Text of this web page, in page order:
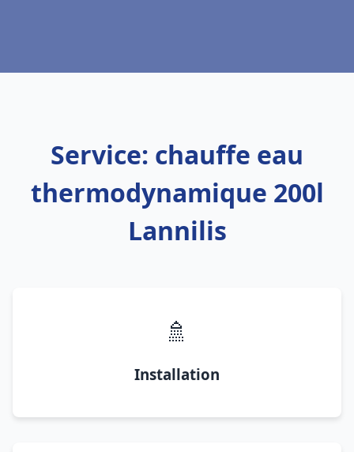
Service: chauffe eau
thermodynamique 200l
Lannilis
🚿
Installation